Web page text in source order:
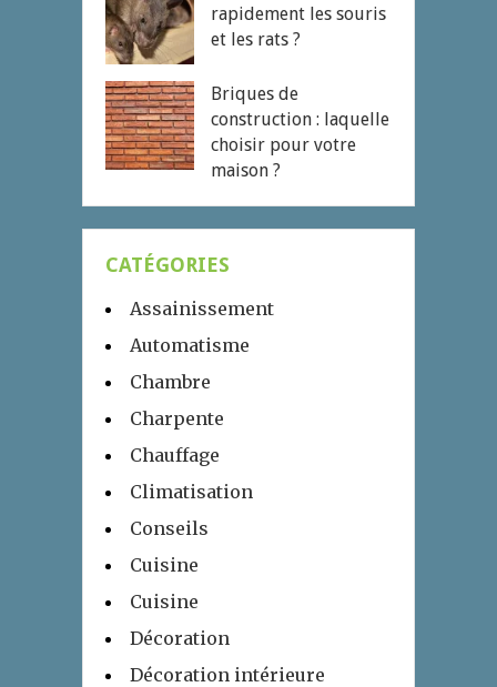
rapidement les souris
et les rats ?
Briques de
construction : laquelle
choisir pour votre
maison ?
CATÉGORIES
Assainissement
Automatisme
Chambre
Charpente
Chauffage
Climatisation
Conseils
Cuisine
Cuisine
Décoration
Décoration intérieure